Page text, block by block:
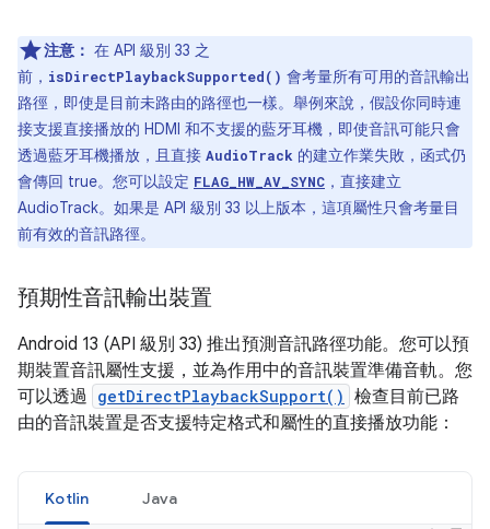
注意： 在 API 級別 33 之
前， isDirectPlaybackSupported() 會考量所有可用的音訊輸出
路徑，即使是目前未路由的路徑也一樣。舉例來說，假設你同時連
接支援直接播放的 HDMI 和不支援的藍牙耳機，即使音訊可能只會
透過藍牙耳機播放，且直接 AudioTrack 的建立作業失敗，函式仍
會傳回 true。您可以設定 FLAG_HW_AV_SYNC ，直接建立
AudioTrack。如果是 API 級別 33 以上版本，這項屬性只會考量目
前有效的音訊路徑。
預期性音訊輸出裝置
Android 13 (API 級別 33) 推出預測音訊路徑功能。您可以預
期裝置音訊屬性支援，並為作用中的音訊裝置準備音軌。您
可以透過 getDirectPlaybackSupport() 檢查目前已路
由的音訊裝置是否支援特定格式和屬性的直接播放功能：
Kotlin Java